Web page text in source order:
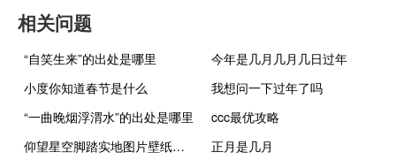
相关问题
“自笑生来”的出处是哪里
今年是几月几月几日过年
小度你知道春节是什么
我想问一下过年了吗
“一曲晚烟浮渭水”的出处是哪里
ccc最优攻略
仰望星空脚踏实地图片壁纸（仰望星空 脚踏实地）
正月是几月